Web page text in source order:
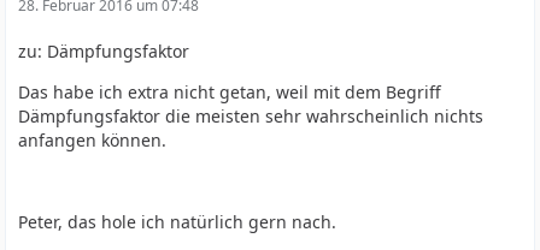
28. Februar 2016 um 07:48
zu: Dämpfungsfaktor
Das habe ich extra nicht getan, weil mit dem Begriff
Dämpfungsfaktor die meisten sehr wahrscheinlich nichts
anfangen können.
Peter, das hole ich natürlich gern nach.